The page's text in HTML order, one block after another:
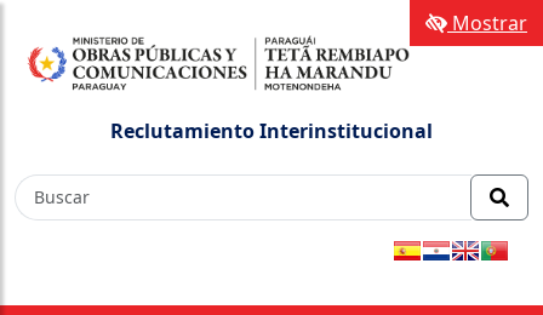
Reclutamiento Interinstitucional
Mostrar